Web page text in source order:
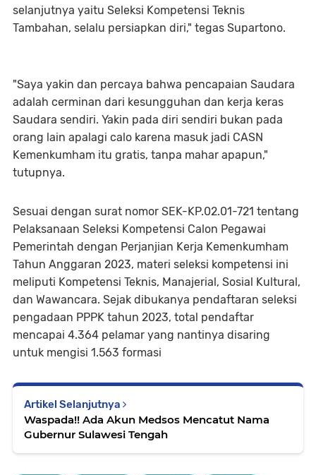
selanjutnya yaitu Seleksi Kompetensi Teknis
Tambahan, selalu persiapkan diri," tegas Supartono.
"Saya yakin dan percaya bahwa pencapaian Saudara
adalah cerminan dari kesungguhan dan kerja keras
Saudara sendiri. Yakin pada diri sendiri bukan pada
orang lain apalagi calo karena masuk jadi CASN
Kemenkumham itu gratis, tanpa mahar apapun,"
tutupnya.
Sesuai dengan surat nomor SEK-KP.02.01-721 tentang
Pelaksanaan Seleksi Kompetensi Calon Pegawai
Pemerintah dengan Perjanjian Kerja Kemenkumham
Tahun Anggaran 2023, materi seleksi kompetensi ini
meliputi Kompetensi Teknis, Manajerial, Sosial Kultural,
dan Wawancara. Sejak dibukanya pendaftaran seleksi
pengadaan PPPK tahun 2023, total pendaftar
mencapai 4.364 pelamar yang nantinya disaring
untuk mengisi 1.563 formasi
Artikel Selanjutnya
Waspada!! Ada Akun Medsos Mencatut Nama
Gubernur Sulawesi Tengah